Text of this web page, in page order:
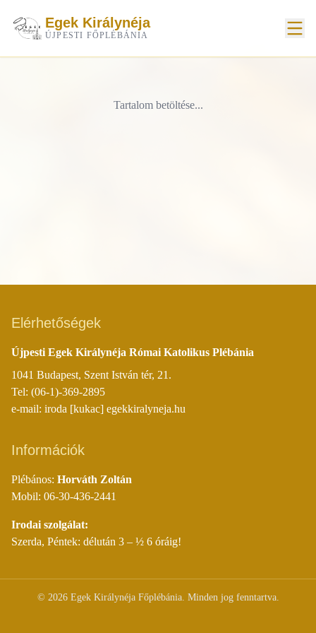
Egek Királynéja
ÚJPESTI FŐPLÉBÁNIA
Tartalom betöltése...
Elérhetőségek
Újpesti Egek Királynéja Római Katolikus Plébánia
1041 Budapest, Szent István tér, 21.
Tel: (06-1)-369-2895
e-mail: iroda [kukac] egekkiralyneja.hu
Információk
Plébános: Horváth Zoltán
Mobil: 06-30-436-2441
Irodai szolgálat:
Szerda, Péntek: délután 3 – ½ 6 óráig!
© 2026Egek Királynéja Főplébánia. Minden jog fenntartva.